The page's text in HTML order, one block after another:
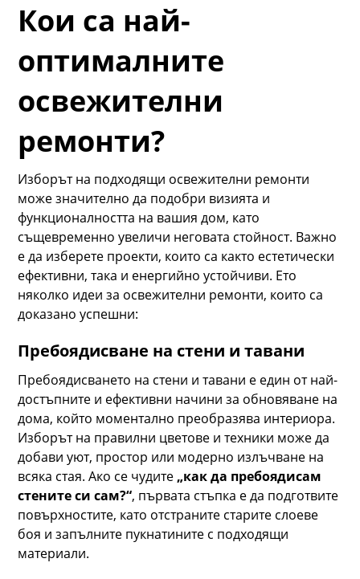
Кои са най-
оптималните
освежителни
ремонти?
Изборът на подходящи освежителни ремонти
може значително да подобри визията и
функционалността на вашия дом, като
същевременно увеличи неговата стойност. Важно
е да изберете проекти, които са както естетически
ефективни, така и енергийно устойчиви. Ето
няколко идеи за освежителни ремонти, които са
доказано успешни:
Пребоядисване на стени и тавани
Пребоядисването на стени и тавани е един от най-
достъпните и ефективни начини за обновяване на
дома, който моментално преобразява интериора.
Изборът на правилни цветове и техники може да
добави уют, простор или модерно излъчване на
всяка стая. Ако се чудите „как да пребоядисам
стените си сам?“, първата стъпка е да подготвите
повърхностите, като отстраните старите слоеве
боя и запълните пукнатините с подходящи
материали.